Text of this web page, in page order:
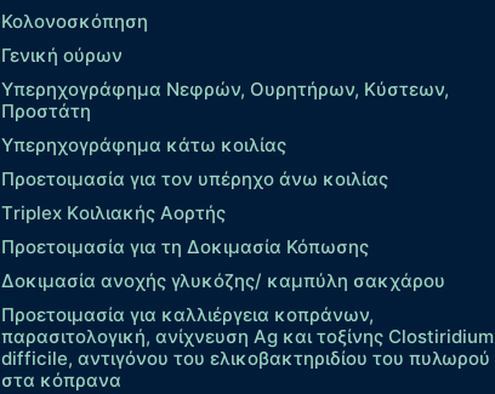
Κολονοσκόπηση
Γενική ούρων
Υπερηχογράφημα Νεφρών, Ουρητήρων, Κύστεων,
Προστάτη
Υπερηχογράφημα κάτω κοιλίας
Προετοιμασία για τον υπέρηχο άνω κοιλίας
Τriplex Kοιλιακής Αορτής
Προετοιμασία για τη Δοκιμασία Κόπωσης
Δοκιμασία ανοχής γλυκόζης/ καμπύλη σακχάρου
Προετοιμασία για καλλιέργεια κοπράνων,
παρασιτολογική, ανίχνευση Ag και τοξίνης Clostiridium
difficile, αντιγόνου του ελικοβακτηριδίου του πυλωρού
στα κόπρανα